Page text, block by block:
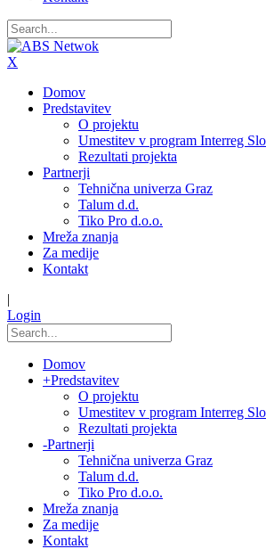
X
Domov
Predstavitev
O projektu
Umestitev v program Interreg
Rezultati projekta
Partnerji
Tehnična univerza Graz
Talum d.d.
Tiko Pro d.o.o.
Mreža znanja
Za medije
Kontakt
|
Login
Domov
+Predstavitev
O projektu
Umestitev v program Interreg
Rezultati projekta
-Partnerji
Tehnična univerza Graz
Talum d.d.
Tiko Pro d.o.o.
Mreža znanja
Za medije
Kontakt